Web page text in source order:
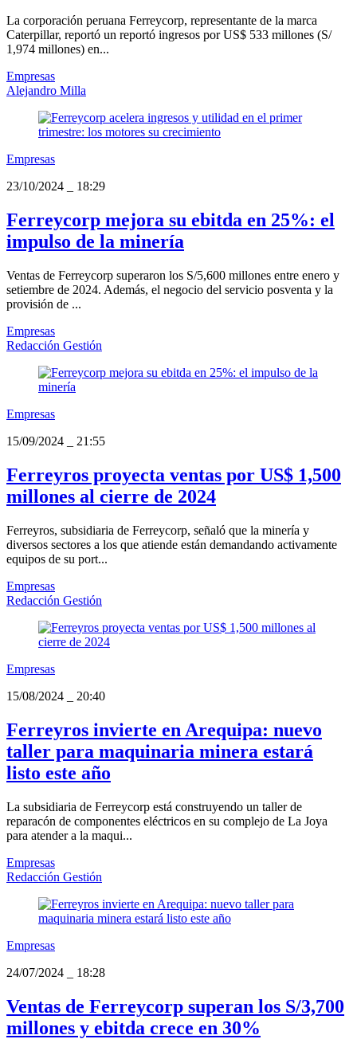
La corporación peruana Ferreycorp, representante de la marca
Caterpillar, reportó un reportó ingresos por US$ 533 millones (S/
1,974 millones) en...
Empresas
Alejandro Milla
Empresas
23/10/2024
18:29
Ferreycorp mejora su ebitda en 25%: el
impulso de la minería
Ventas de Ferreycorp superaron los S/5,600 millones entre enero y
setiembre de 2024. Además, el negocio del servicio posventa y la
provisión de ...
Empresas
Redacción Gestión
Empresas
15/09/2024
21:55
Ferreyros proyecta ventas por US$ 1,500
millones al cierre de 2024
Ferreyros, subsidiaria de Ferreycorp, señaló que la minería y
diversos sectores a los que atiende están demandando activamente
equipos de su port...
Empresas
Redacción Gestión
Empresas
15/08/2024
20:40
Ferreyros invierte en Arequipa: nuevo
taller para maquinaria minera estará
listo este año
La subsidiaria de Ferreycorp está construyendo un taller de
reparacón de componentes eléctricos en su complejo de La Joya
para atender a la maqui...
Empresas
Redacción Gestión
Empresas
24/07/2024
18:28
Ventas de Ferreycorp superan los S/3,700
millones y ebitda crece en 30%